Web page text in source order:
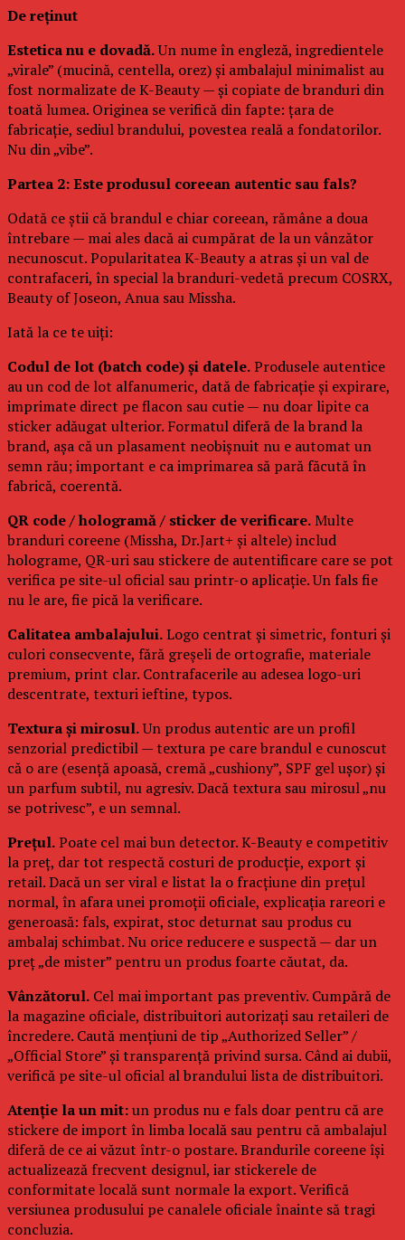
De reținut
Estetica nu e dovadă.Un nume în engleză, ingredientele
„virale” (mucină, centella, orez) și ambalajul minimalist au
fost normalizate de K-Beauty — și copiate de branduri din
toată lumea. Originea se verifică din fapte: țara de
fabricație, sediul brandului, povestea reală a fondatorilor.
Nu din „vibe”.
Partea 2: Este produsul coreean autentic sau fals?
Odată ce știi că brandul e chiar coreean, rămâne a doua
întrebare — mai ales dacă ai cumpărat de la un vânzător
necunoscut. Popularitatea K-Beauty a atras și un val de
contrafaceri, în special la branduri-vedetă precum COSRX,
Beauty of Joseon, Anua sau Missha.
Iată la ce te uiți:
Codul de lot (batch code) și datele.Produsele autentice
au un cod de lot alfanumeric, dată de fabricație și expirare,
imprimate direct pe flacon sau cutie — nu doar lipite ca
sticker adăugat ulterior. Formatul diferă de la brand la
brand, așa că un plasament neobișnuit nu e automat un
semn rău; important e ca imprimarea să pară făcută în
fabrică, coerentă.
QR code / hologramă / sticker de verificare.Multe
branduri coreene (Missha, Dr.Jart+ și altele) includ
holograme, QR-uri sau stickere de autentificare care se pot
verifica pe site-ul oficial sau printr-o aplicație. Un fals fie
nu le are, fie pică la verificare.
Calitatea ambalajului.Logo centrat și simetric, fonturi și
culori consecvente, fără greșeli de ortografie, materiale
premium, print clar. Contrafacerile au adesea logo-uri
descentrate, texturi ieftine, typos.
Textura și mirosul.Un produs autentic are un profil
senzorial predictibil — textura pe care brandul e cunoscut
că o are (esență apoasă, cremă „cushiony”, SPF gel ușor) și
un parfum subtil, nu agresiv. Dacă textura sau mirosul „nu
se potrivesc”, e un semnal.
Prețul.Poate cel mai bun detector. K-Beauty e competitiv
la preț, dar tot respectă costuri de producție, export și
retail. Dacă un ser viral e listat la o fracțiune din prețul
normal, în afara unei promoții oficiale, explicația rareori e
generoasă: fals, expirat, stoc deturnat sau produs cu
ambalaj schimbat. Nu orice reducere e suspectă — dar un
preț „de mister” pentru un produs foarte căutat, da.
Vânzătorul. Cel mai important pas preventiv. Cumpără de
la magazine oficiale, distribuitori autorizați sau retaileri de
încredere. Caută mențiuni de tip „Authorized Seller” /
„Official Store” și transparență privind sursa. Când ai dubii,
verifică pe site-ul oficial al brandului lista de distribuitori.
Atenție la un mit:un produs nu e fals doar pentru că are
stickere de import în limba locală sau pentru că ambalajul
diferă de ce ai văzut într-o postare. Brandurile coreene își
actualizează frecvent designul, iar stickerele de
conformitate locală sunt normale la export. Verifică
versiunea produsului pe canalele oficiale înainte să tragi
concluzia.